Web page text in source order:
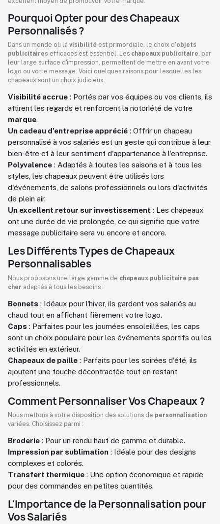
Pourquoi Opter pour des Chapeaux
Personnalisés ?
Dans un monde où la visibilité est primordiale, le choix d'objets
publicitaires efficaces est essentiel. Les chapeaux publicitaire, par
leur large surface d'impression, permettent de mettre en avant votre
logo ou votre message. Voici quelques raisons pour lesquelles les
chapeaux sont un choix judicieux :
Visibilité accrue : Portés par vos équipes ou vos clients, ils
attirent les regards et renforcent la notoriété de votre
marque.
Un cadeau d'entreprise apprécié : Offrir un chapeau
personnalisé à vos salariés est un geste qui contribue à leur
bien-être et à leur sentiment d'appartenance à l'entreprise.
Polyvalence : Adaptés à toutes les saisons et à tous les
styles, les chapeaux peuvent être utilisés lors
d'événements, de salons professionnels ou lors d'activités
de plein air.
Un excellent retour sur investissement : Les chapeaux
ont une durée de vie prolongée, ce qui signifie que votre
message publicitaire sera vu encore et encore.
Les Différents Types de Chapeaux
Personnalisables
Nous proposons une large gamme de chapeaux publicitaire pas
cher adaptés à tous les besoins :
Bonnets : Idéaux pour l'hiver, ils gardent vos salariés au
chaud tout en affichant fièrement votre logo.
Caps : Parfaites pour les journées ensoleillées, les caps
sont un choix populaire pour les événements sportifs ou les
activités en extérieur.
Chapeaux de paille : Parfaits pour les soirées d'été, ils
ajoutent une touche décontractée tout en restant
professionnels.
Comment Personnaliser Vos Chapeaux ?
Nous mettons à votre disposition des solutions de personnalisation
variées. Choisissez parmi :
Broderie : Pour un rendu haut de gamme et durable.
Impression par sublimation : Idéale pour des designs
complexes et colorés.
Transfert thermique : Une option économique et rapide
pour des commandes en petites quantités.
L'Importance de la Personnalisation pour
Vos Salariés